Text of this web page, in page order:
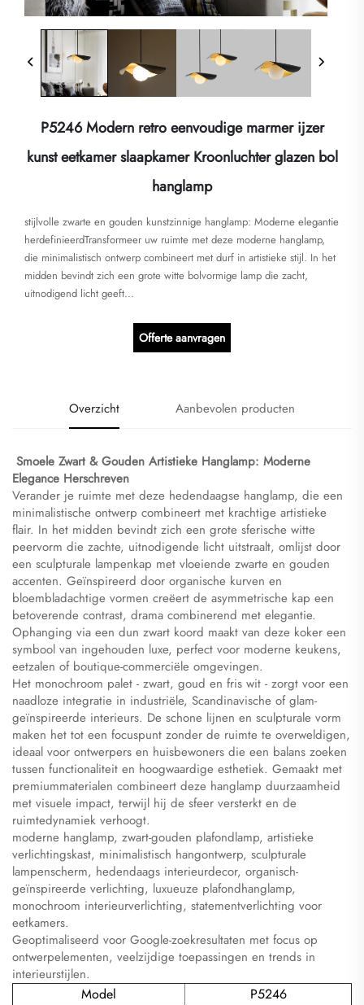
P5246 Modern retro eenvoudige marmer ijzer
kunst eetkamer slaapkamer Kroonluchter glazen bol
hanglamp
stijlvolle zwarte en gouden kunstzinnige hanglamp: Moderne elegantie
herdefinieerdTransformeer uw ruimte met deze moderne hanglamp,
die minimalistisch ontwerp combineert met durf in artistieke stijl. In het
midden bevindt zich een grote witte bolvormige lamp die zacht,
uitnodigend licht geeft...
Offerte aanvragen
Overzicht Aanbevolen producten
​Smoele Zwart & Gouden Artistieke Hanglamp: Moderne
Elegance Herschreven​
Verander je ruimte met deze hedendaagse hanglamp, die een
minimalistische ontwerp combineert met krachtige artistieke
flair. In het midden bevindt zich een grote sferische witte
peervorm die zachte, uitnodigende licht uitstraalt, omlijst door
een sculpturale lampenkap met vloeiende zwarte en gouden
accenten. Geïnspireerd door organische kurven en
bloembladachtige vormen creëert de asymmetrische kap een
betoverende contrast, drama combinerend met elegantie.
Ophanging via een dun zwart koord maakt van deze koker een
symbool van ingehouden luxe, perfect voor moderne keukens,
eetzalen of boutique-commerciële omgevingen.
Het monochroom palet - zwart, goud en fris wit - zorgt voor een
naadloze integratie in industriële, Scandinavische of glam-
geïnspireerde interieurs. De schone lijnen en sculpturale vorm
maken het tot een focuspunt zonder de ruimte te overweldigen,
ideaal voor ontwerpers en huisbewoners die een balans zoeken
tussen functionaliteit en hoogwaardige esthetiek. Gemaakt met
premiummaterialen combineert deze hanglamp duurzaamheid
met visuele impact, terwijl hij de sfeer versterkt en de
ruimtedynamiek verhoogt.
moderne hanglamp, zwart-gouden plafondlamp, artistieke
verlichtingskast, minimalistisch hangontwerp, sculpturale
lampenscherm, hedendaags interieurdecor, organisch-
geïnspireerde verlichting, luxueuze plafondhanglamp,
monochroom interieurverlichting, statementverlichting voor
eetkamers.
Geoptimaliseerd voor Google-zoekresultaten met focus op
ontwerpelementen, veelzijdige toepassingen en trends in
interieurstijlen.
Model
P5246